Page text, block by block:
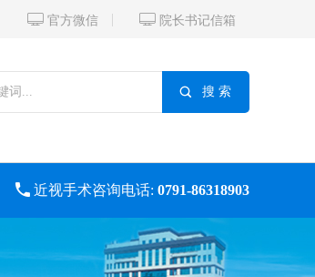
 官方微信  院长书记信箱
 搜 索
 近视手术咨询电话: 0791-86318903